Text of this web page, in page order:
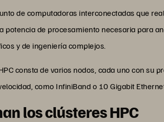
de computadoras interconectadas que
potencia de procesamiento necesaria para
y de ingeniería complejos.
consta de varios nodos, cada uno con su
como InfiniBand o 10 Gigabit
los clústeres HPC